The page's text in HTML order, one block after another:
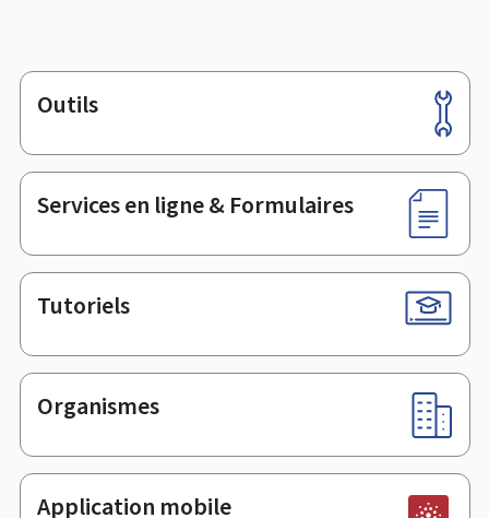
Pied
de
page
Outils
Services en ligne & Formulaires
Tutoriels
Organismes
Application mobile